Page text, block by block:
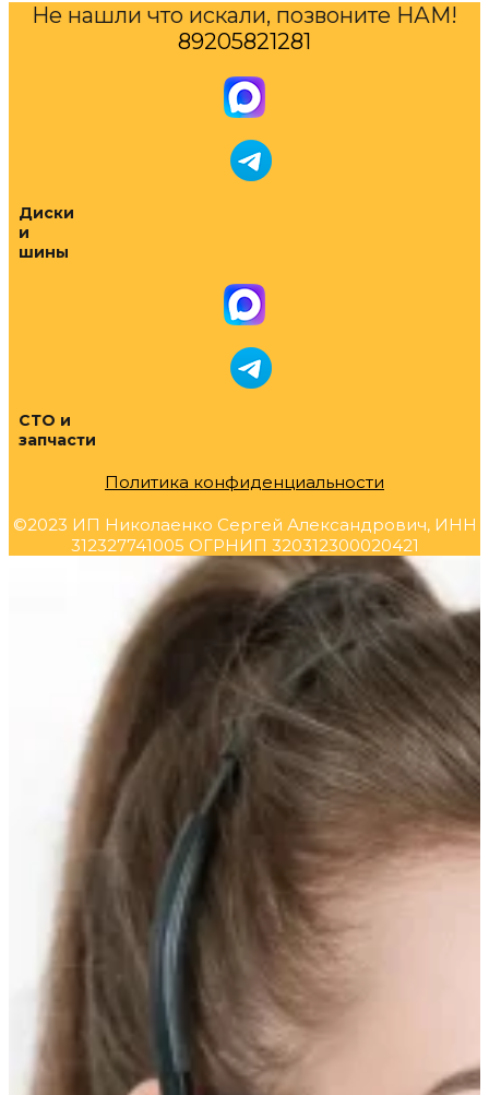
Не нашли что искали, позвоните НАМ!
89205821281
Диски
и
шины
СТО и
запчасти
Политика конфиденциальности
©2023 ИП Николаенко Сергей Александрович, ИНН
312327741005 ОГРНИП 320312300020421